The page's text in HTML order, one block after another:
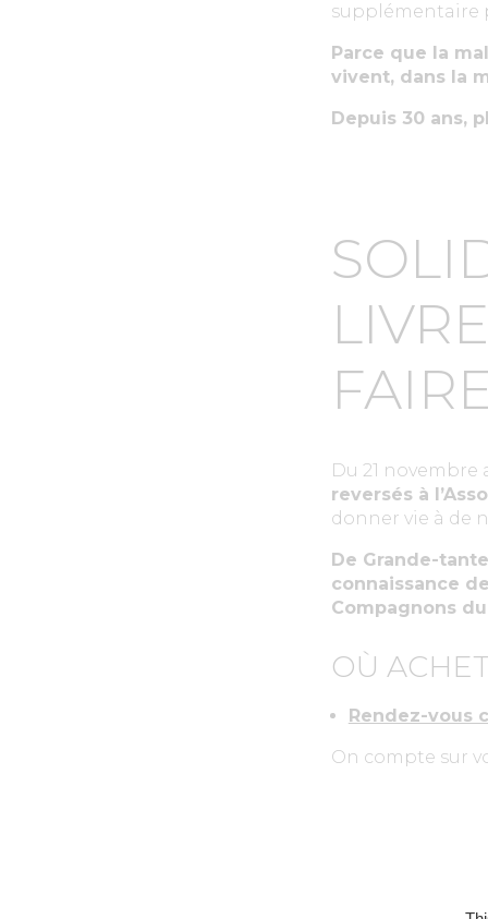
supplémentaire
Parce que la
vivent, dans la
Depuis 30 ans,
Du 21 novembre
reversés à
donner vie à de
De Grande-
connaissance
Compagnons
OÙ
Rendez-vous
On compte sur